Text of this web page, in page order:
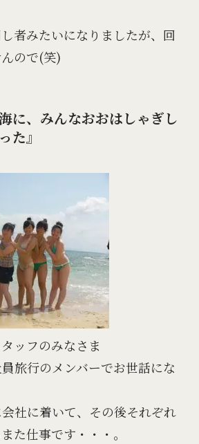
者みたいになりましたが、回
ので(笑)
に、みんなおおはしゃぎし
た』
ッフのみなさま
旅行のメンバーでお世話にな
社に着いて、その後それぞれ
た仕事です・・・。